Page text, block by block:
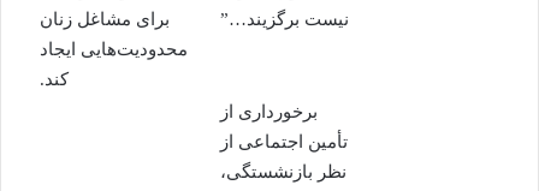
نیست برگزیند…”
برای مشاغل زنان
محدودیت‌هایی ایجاد
کند.
برخورداری از
تأمین اجتماعی از
نظر بازنشستگی،